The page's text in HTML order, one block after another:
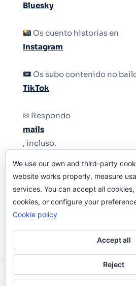
Bluesky
Os cuento historias en
Instagram
Os subo contenido no
TikTok
✉ Respondo
mails
, incluso.
Y si una persona no puede
le quiten el teléfono.
Odi O'Malley © 2016-2025.
We use our own and third-party
website works properly, measure
services. You can accept all
cookies, or configure your
Cookie policy
Accept all
Reject